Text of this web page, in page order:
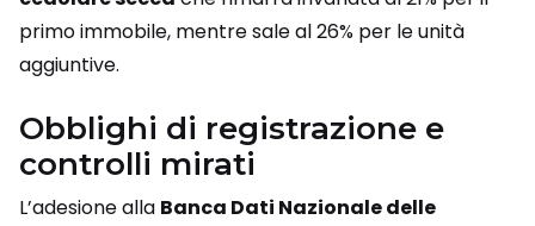
primo immobile, mentre sale al 26% per le unità
aggiuntive.
Obblighi di registrazione e
controlli mirati
L’adesione alla Banca Dati Nazionale delle